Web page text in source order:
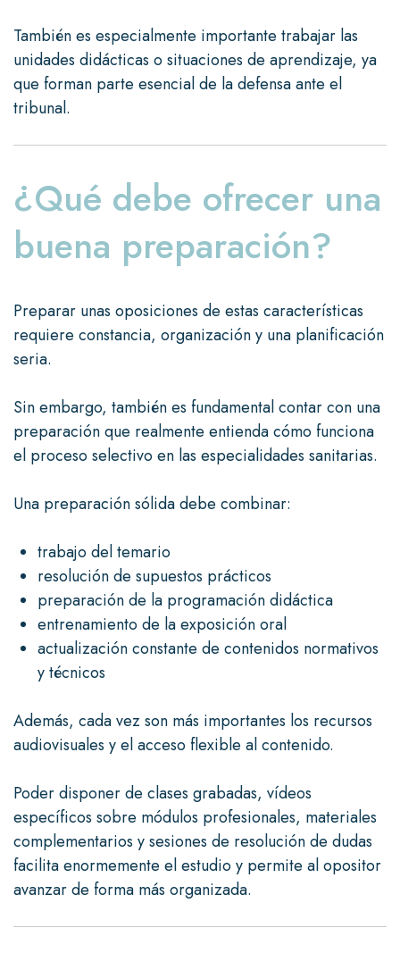
También es especialmente importante trabajar las
unidades didácticas o situaciones de aprendizaje, ya
que forman parte esencial de la defensa ante el
tribunal.
¿Qué debe ofrecer una
buena preparación?
Preparar unas oposiciones de estas características
requiere constancia, organización y una planificación
seria.
Sin embargo, también es fundamental contar con una
preparación que realmente entienda cómo funciona
el proceso selectivo en las especialidades sanitarias.
Una preparación sólida debe combinar:
trabajo del temario
resolución de supuestos prácticos
preparación de la programación didáctica
entrenamiento de la exposición oral
actualización constante de contenidos normativos
y técnicos
Además, cada vez son más importantes los recursos
audiovisuales y el acceso flexible al contenido.
Poder disponer de clases grabadas, vídeos
específicos sobre módulos profesionales, materiales
complementarios y sesiones de resolución de dudas
facilita enormemente el estudio y permite al opositor
avanzar de forma más organizada.